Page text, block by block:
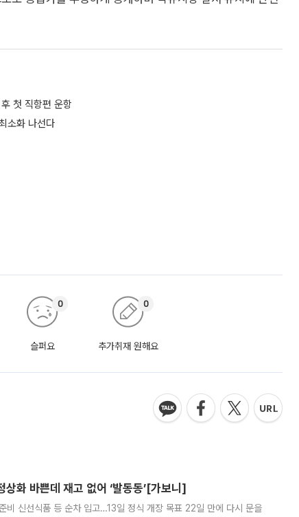
첫 직항편 운항
소화 나선다
슬퍼요
0
추가취재 원해요
0
화 바쁜데 재고 없어 ‘발동동’[가보니]
비 신선식품 등 순차 입고…13일 정식 개장 목표 22일 만에 다시 문을